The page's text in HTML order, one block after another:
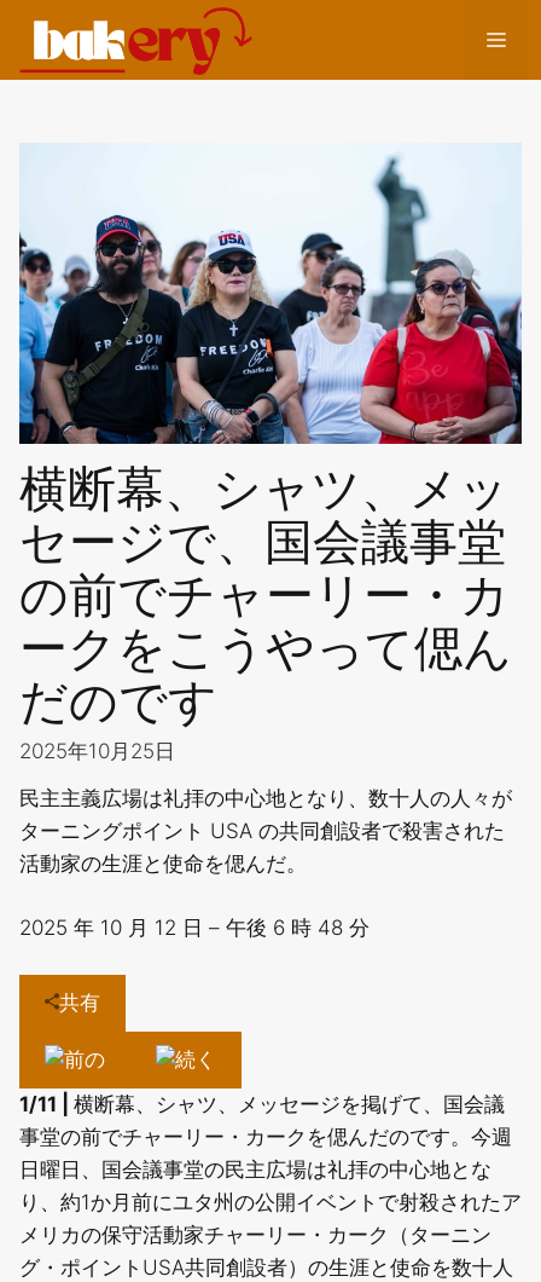
テ
メ
横断幕、シャツ、メッ
セージで、国会議事堂
の前でチャーリー・カ
ークをこうやって偲ん
だのです
2025年10月25日
民主主義広場は礼拝の中心地となり、数十人の人々が
ターニングポイント USA の共同創設者で殺害された
活動家の生涯と使命を偲んだ。
2025 年 10 月 12 日 – 午後 6 時 48 分
共有
1/11 | 横断幕、シャツ、メッセージを掲げて、国会議
事堂の前でチャーリー・カークを偲んだのです。今週
日曜日、国会議事堂の民主広場は礼拝の中心地とな
り、約1か月前にユタ州の公開イベントで射殺されたア
メリカの保守活動家チャーリー・カーク（ターニン
グ・ポイントUSA共同創設者）の生涯と使命を数十人